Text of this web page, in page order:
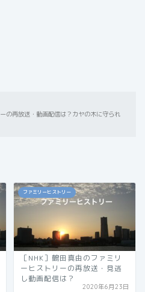
の再放送・動画配信は？カヤの木に守られ
ファミリーヒストリー
［NHK］鶴田真由のファミリ
ーヒストリーの再放送・見逃
し動画配信は？
2020年6月23日